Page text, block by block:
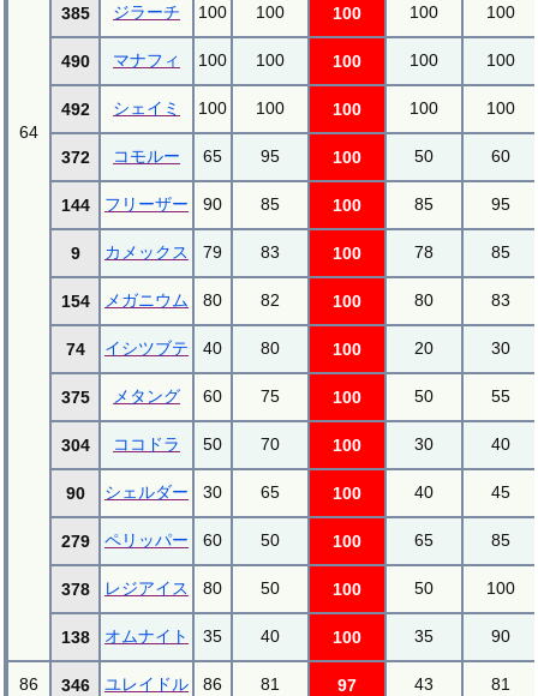
64
385 ジラーチ 100 100 100 100 100
490 マナフィ 100 100 100 100 100
492 シェイミ 100 100 100 100 100
372 コモルー 65 95 100 50 60
144 フリーザー 90 85 100 85 95
9 カメックス 79 83 100 78 85
154 メガニウム 80 82 100 80 83
74 イシツブテ 40 80 100 20 30
375 メタング 60 75 100 50 55
304 ココドラ 50 70 100 30 40
90 シェルダー 30 65 100 40 45
279 ペリッパー 60 50 100 65 85
378 レジアイス 80 50 100 50 100
138 オムナイト 35 40 100 35 90
86 346 ユレイドル 86 81 97 43 81